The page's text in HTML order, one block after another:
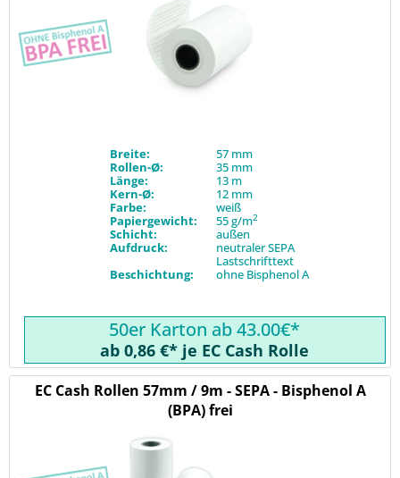
Breite:
57 mm
Rollen-Ø:
35 mm
Länge:
13 m
Kern-Ø:
12 mm
Farbe:
weiß
Papiergewicht:
55 g/m2
Schicht:
außen
Aufdruck:
neutraler SEPA
Lastschrifttext
Beschichtung:
ohne Bisphenol A
50er Karton ab 43.00€*
ab 0,86 €* je EC Cash Rolle
EC Cash Rollen 57mm / 9m - SEPA - Bisphenol A
(BPA) frei